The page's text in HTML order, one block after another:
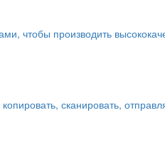
чтобы производить
сканировать,